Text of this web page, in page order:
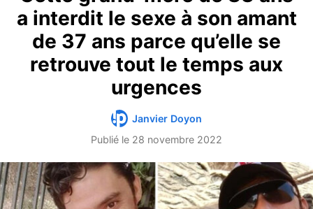
a interdit le sexe à son amant
de 37 ans parce qu’elle se
retrouve tout le temps aux
urgences
Janvier Doyon
Publié le 28 novembre 2022